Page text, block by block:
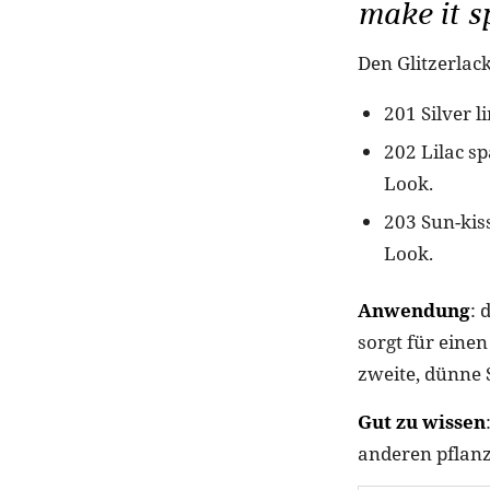
make it
Den
201 Silver
202 Lilac
Look.
203 Sun-
Look.
Anwendung:
sorgt für
zweite, dünne
Gut zu wissen
anderen